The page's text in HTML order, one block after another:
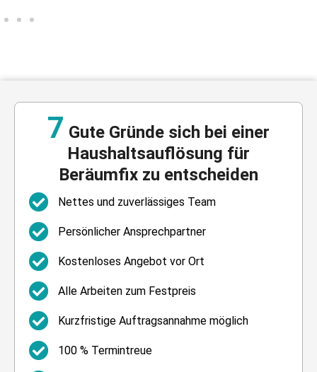
7 Gute Gründe sich bei einer
Haushaltsauflösung für
Beräumfix zu entscheiden
Nettes und zuverlässiges Team
Persönlicher Ansprechpartner
Kostenloses Angebot vor Ort
Alle Arbeiten zum Festpreis
Kurzfristige Auftragsannahme möglich
100 % Termintreue